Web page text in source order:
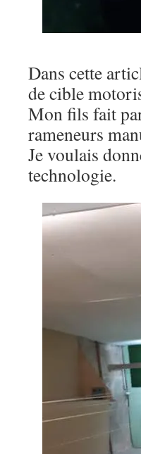
Dans cette
de cible
Mon fils fait
rameneurs
Je voulais
technologie.